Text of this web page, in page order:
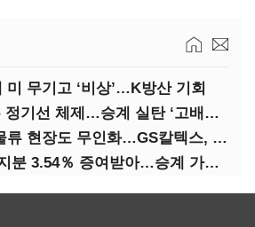
미 무기고 ‘비상’…K방산 기회
‘조선 호황’ 업은 정기선 체제…승계 실탄 ‘고배당’ 주목
윤활유 위험물 물류 현장도 무인화…GS칼텍스, 디지털 전환 가속
정기선, 정몽준 지분 3.54％ 증여받아…승계 가속화